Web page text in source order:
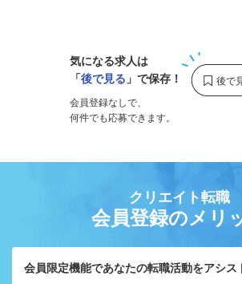
気になる求人は
「後で見る 」で保存！
会員登録なしで、
何件でも応募できます。
クリエイト転職
会員登録のメリ
会員限定機能であなたの転職活動をアシス